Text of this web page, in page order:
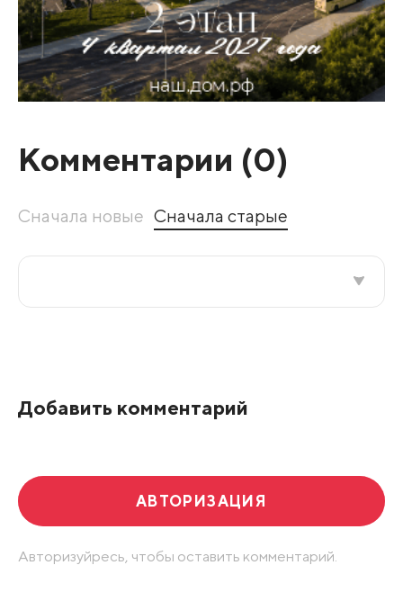
Комментарии (0)
Сначала новые Сначала старые
Добавить комментарий
АВТОРИЗАЦИЯ
Авторизуйресь, чтобы оставить комментарий.